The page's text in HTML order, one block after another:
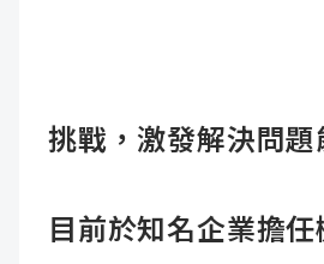
挑戰，激發解決問題
目前於知名企業擔